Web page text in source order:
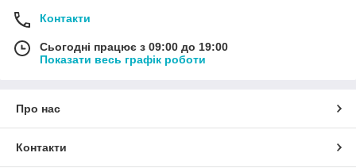
Контакти
Сьогодні працює з 09:00 до 19:00
Показати весь графік роботи
Про нас
Контакти